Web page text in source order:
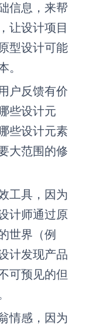
信息，来帮
让设计项目
型设计可能
。
户反馈有价
些设计元
些设计元素
大范围的修
工具，因为
计师通过原
世界（例
计发现产品
可预见的但
情感，因为